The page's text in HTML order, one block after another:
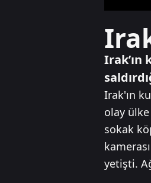
Irak'ın
olay
sokak
yetişti.